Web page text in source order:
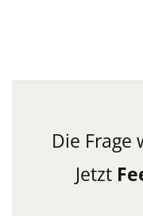
Die
Jetzt